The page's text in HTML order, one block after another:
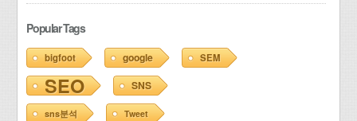
Popular Tags
bigfoot google SEM
SEO SNS
sns분석 Tweet